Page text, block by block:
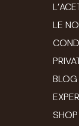
LE
BLOG
SHOP